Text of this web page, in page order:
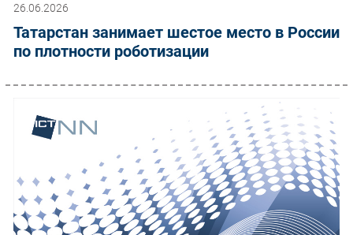
26.06.2026
Татарстан занимает шестое место в России
по плотности роботизации